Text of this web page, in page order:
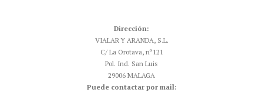
Dirección:
VIALAR Y ARANDA, S.L.
C/ La Orotava, nº121
Pol. Ind. San Luis
29006 MALAGA
Puede contactar por mail: